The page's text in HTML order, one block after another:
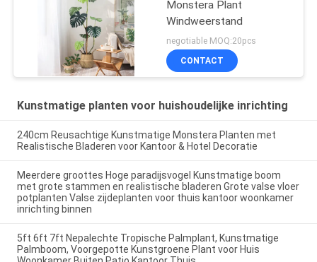
Monstera Plant
Windweerstand
negotiable MOQ:20pcs
CONTACT
Kunstmatige planten voor huishoudelijke inrichting
240cm Reusachtige Kunstmatige Monstera Planten met
Realistische Bladeren voor Kantoor & Hotel Decoratie
Meerdere groottes Hoge paradijsvogel Kunstmatige boom
met grote stammen en realistische bladeren Grote valse vloer
potplanten Valse zijdeplanten voor thuis kantoor woonkamer
inrichting binnen
5ft 6ft 7ft Nepalechte Tropische Palmplant, Kunstmatige
Palmboom, Voorgepotte Kunstgroene Plant voor Huis